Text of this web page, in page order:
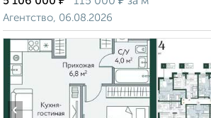
Агентство, 06.08.2026
‹